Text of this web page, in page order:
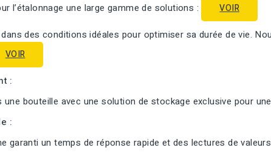
l’étalonnage une large gamme de solutions :
VOIR
des conditions idéales pour optimiser sa durée de vie.
VOIR
:
bouteille avec une solution de stockage exclusive pour
:
garanti un temps de réponse rapide et des lectures de